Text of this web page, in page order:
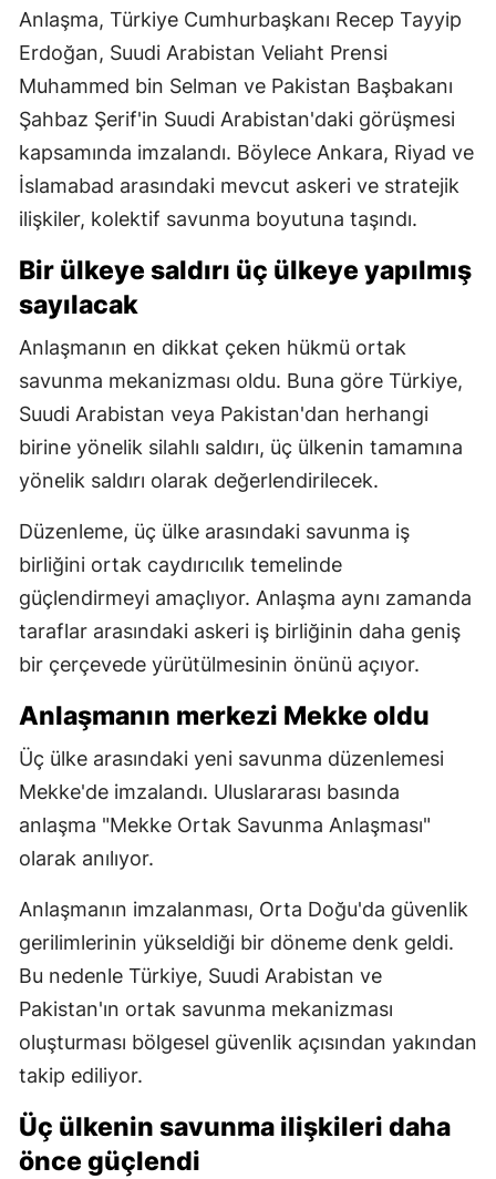
Anlaşma, Türkiye Cumhurbaşkanı Recep Tayyip
Erdoğan, Suudi Arabistan Veliaht Prensi
Muhammed bin Selman ve Pakistan Başbakanı
Şahbaz Şerif'in Suudi Arabistan'daki görüşmesi
kapsamında imzalandı. Böylece Ankara, Riyad ve
İslamabad arasındaki mevcut askeri ve stratejik
ilişkiler, kolektif savunma boyutuna taşındı.
Bir ülkeye saldırı üç ülkeye yapılmış
sayılacak
Anlaşmanın en dikkat çeken hükmü ortak
savunma mekanizması oldu. Buna göre Türkiye,
Suudi Arabistan veya Pakistan'dan herhangi
birine yönelik silahlı saldırı, üç ülkenin tamamına
yönelik saldırı olarak değerlendirilecek.
Düzenleme, üç ülke arasındaki savunma iş
birliğini ortak caydırıcılık temelinde
güçlendirmeyi amaçlıyor. Anlaşma aynı zamanda
taraflar arasındaki askeri iş birliğinin daha geniş
bir çerçevede yürütülmesinin önünü açıyor.
Anlaşmanın merkezi Mekke oldu
Üç ülke arasındaki yeni savunma düzenlemesi
Mekke'de imzalandı. Uluslararası basında
anlaşma "Mekke Ortak Savunma Anlaşması"
olarak anılıyor.
Anlaşmanın imzalanması, Orta Doğu'da güvenlik
gerilimlerinin yükseldiği bir döneme denk geldi.
Bu nedenle Türkiye, Suudi Arabistan ve
Pakistan'ın ortak savunma mekanizması
oluşturması bölgesel güvenlik açısından yakından
takip ediliyor.
Üç ülkenin savunma ilişkileri daha
önce güçlendi